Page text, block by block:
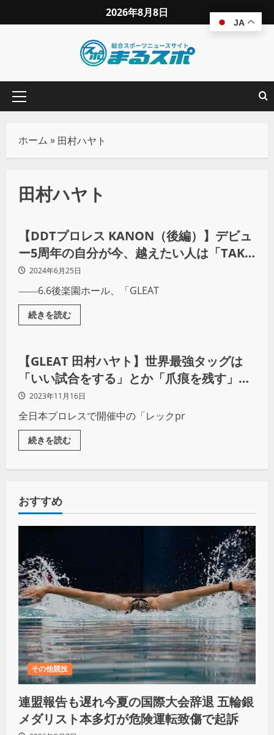
2026年8月8日
ホーム » 田村ハヤト
田村ハヤト
プロレス
【DDTプロレス KANON（後編）】デビュ
ー5周年の自分が今、越えたい人は「TAKA
みちのく」
2024年6月25日
――6.6後楽園ホール、「GLEAT
続きを読む
プロレス
【GLEAT 田村ハヤト】世界最強タッグは
「いい試合をする」とか「爪痕を残す」で
はなく、必ず「優勝」だ！
2023年11月16日
全日本プロレスで開催中の「レックpr
続きを読む
おすすめ
その他競技
連盟報告も遅れ今夏の国際大会辞退 五輪銀
メダリスト本多灯が危険運転致傷で起訴
JA